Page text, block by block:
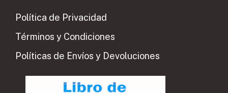
Política de Privacidad
Términos y Condiciones
Políticas de Envíos y Devoluciones